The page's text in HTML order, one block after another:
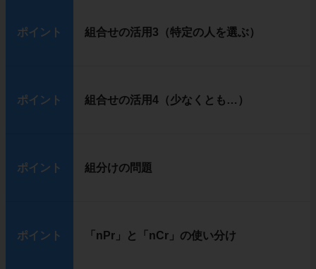
ポイント 組合せの活用3（特定の人を選ぶ）
ポイント 組合せの活用4（少なくとも…）
ポイント 組分けの問題
ポイント 「nPr」と「nCr」の使い分け